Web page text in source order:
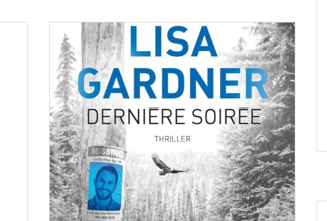
Dans Guides - essais - biographies
Carla Moreau, sa biographie,
son histoire